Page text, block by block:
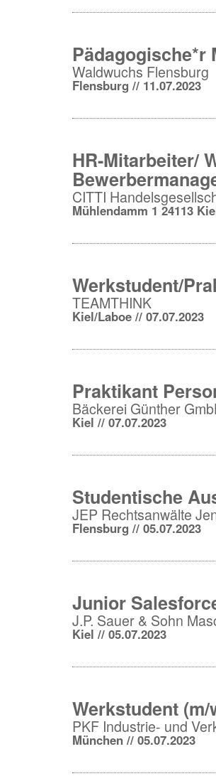
Pädagogische*r
Waldwuchs Flensburg
Flensburg // 11.07.2023
HR-Mitarbeiter/
CITTI
Mühlendamm 1 24113
Werkstudent/
TEAMTHINK
Kiel/Laboe // 07.07.2023
Praktikant
Bäckerei Günther
Kiel // 07.07.2023
Studentische
JEP Rechtsanwälte
Flensburg // 05.07.2023
Junior
J.P. Sauer & Sohn
Kiel // 05.07.2023
Werkstudent
PKF Industrie- und
München // 05.07.2023